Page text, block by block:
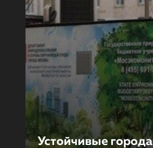
Устойчивые города